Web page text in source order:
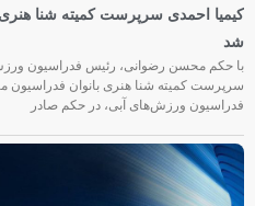
کیمیا احمدی سرپرست کمیته شنا
شد
با حکم محسن رضوانی، رئیس فدراسیون
سرپرست کمیته شنا هنری بانوان
فدراسیون ورزش‌های آبی، در حکم صادر